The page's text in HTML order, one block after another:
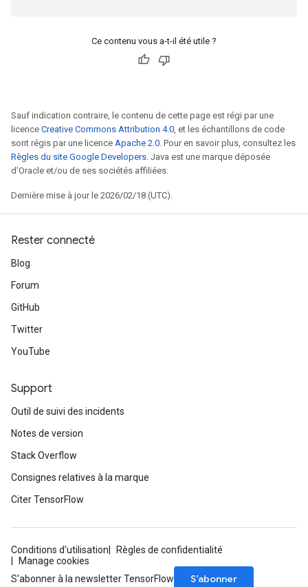
Ce contenu vous a-t-il été utile ?
Sauf indication contraire, le contenu de cette page est régi par une
licence Creative Commons Attribution 4.0, et les échantillons de code
sont régis par une licence Apache 2.0. Pour en savoir plus, consultez les
Règles du site Google Developers. Java est une marque déposée
d'Oracle et/ou de ses sociétés affiliées.
Dernière mise à jour le 2026/02/18 (UTC).
Rester connecté
Blog
Forum
GitHub
Twitter
YouTube
Support
Outil de suivi des incidents
Notes de version
Stack Overflow
Consignes relatives à la marque
Citer TensorFlow
Conditions d'utilisation
Règles de confidentialité
Manage cookies
S'abonner à la newsletter TensorFlow
S’abonner